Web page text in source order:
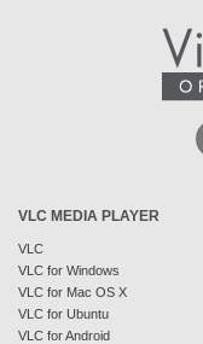
VLC MEDIA PLAYER
VLC
VLC for Windows
VLC for Mac OS X
VLC for Ubuntu
VLC for Android